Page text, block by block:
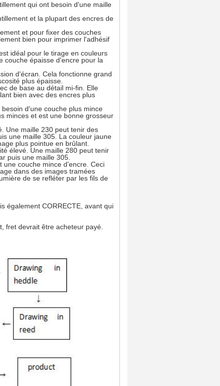
qui ont besoin d'une maille
et la plupart des encres de
et pour fixer des couches
bien pour imprimer l'adhésif
idéal pour le tirage en couleurs
couche épaisse d'encre pour la
d'écran. Cela fonctionne grand
plus épaisse.
de base au détail mi-fin. Elle
bien avec des encres plus
d'une couche plus mince
minces et est une bonne grosseur
Une maille 230 peut tenir des
une maille 305. La couleur jaune
plus pointue en brûlant.
élevé. Une maille 280 peut tenir
puis une maille 305.
une couche mince d'encre. Ceci
dans des images tramées
de se refléter par les fils de
également CORRECTE, avant qui
fret devrait être acheteur payé.